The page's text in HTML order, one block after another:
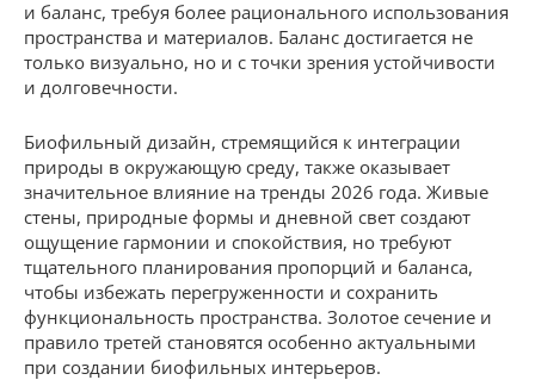
и баланс, требуя более рационального использования
пространства и материалов. Баланс достигается не
только визуально, но и с точки зрения устойчивости
и долговечности.
Биофильный дизайн, стремящийся к интеграции
природы в окружающую среду, также оказывает
значительное влияние на тренды 2026 года. Живые
стены, природные формы и дневной свет создают
ощущение гармонии и спокойствия, но требуют
тщательного планирования пропорций и баланса,
чтобы избежать перегруженности и сохранить
функциональность пространства. Золотое сечение и
правило третей становятся особенно актуальными
при создании биофильных интерьеров.